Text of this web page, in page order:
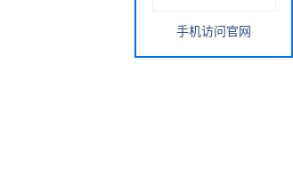
手机访问官网